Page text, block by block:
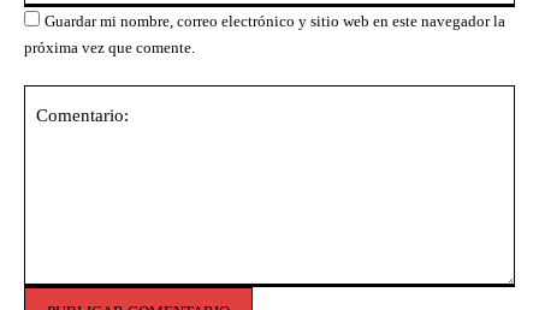
Guardar mi nombre, correo electrónico y sitio web en este navegador la
próxima vez que comente.